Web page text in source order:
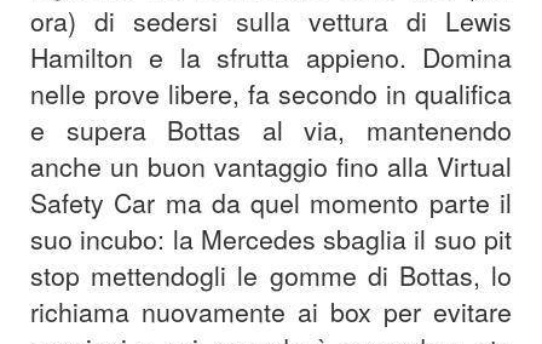
ora) di sedersi sulla vettura di Lewis
Hamilton e la sfrutta appieno. Domina
nelle prove libere, fa secondo in qualifica
e supera Bottas al via, mantenendo
anche un buon vantaggio fino alla Virtual
Safety Car ma da quel momento parte il
suo incubo: la Mercedes sbaglia il suo pit
stop mettendogli le gomme di Bottas, lo
richiama nuovamente ai box per evitare